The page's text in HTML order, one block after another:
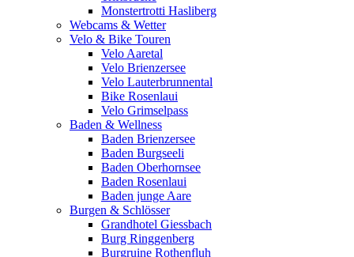
Monstertrotti Hasliberg
Webcams & Wetter
Velo & Bike Touren
Velo Aaretal
Velo Brienzersee
Velo Lauterbrunnental
Bike Rosenlaui
Velo Grimselpass
Baden & Wellness
Baden Brienzersee
Baden Burgseeli
Baden Oberhornsee
Baden Rosenlaui
Baden junge Aare
Burgen & Schlösser
Grandhotel Giessbach
Burg Ringgenberg
Burgruine Rothenfluh